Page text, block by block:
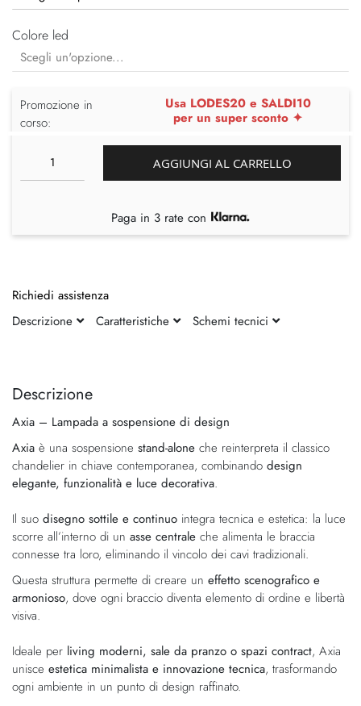
fine
galleria
di
immagini
della
di
immagini
Descrizione
Axia – Lampada a sospensione di design
Axia è una sospensione stand-alone che reinterpreta il classico
chandelier in chiave contemporanea, combinando design
elegante, funzionalità e luce decorativa.
Il suo disegno sottile e continuo integra tecnica e estetica: la luce
scorre all’interno di un asse centrale che alimenta le braccia
connesse tra loro, eliminando il vincolo dei cavi tradizionali.
Questa struttura permette di creare un effetto scenografico e
armonioso, dove ogni braccio diventa elemento di ordine e libertà
visiva.
Ideale per living moderni, sale da pranzo o spazi contract, Axia
unisce estetica minimalista e innovazione tecnica, trasformando
ogni ambiente in un punto di design raffinato.
Colore led
Promozione in
corso:
Usa LODES20 e SALDI10
per un super sconto ✦
AGGIUNGI AL CARRELLO
Paga in 3 rate con
Richiedi assistenza
Descrizione
Caratteristiche Schemi tecnici